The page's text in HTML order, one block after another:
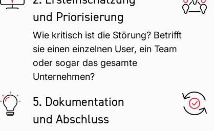
und Priorisierung
Wie kritisch ist die Störung? Betrifft
sie einen einzelnen User, ein Team
oder sogar das gesamte
Unternehmen?
5. Dokumentation
und Abschluss